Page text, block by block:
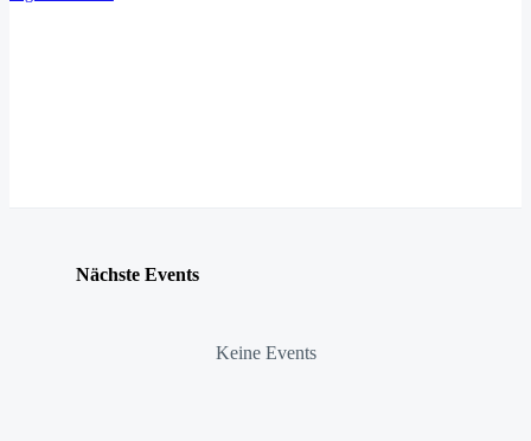
Nächste Events
Keine Events